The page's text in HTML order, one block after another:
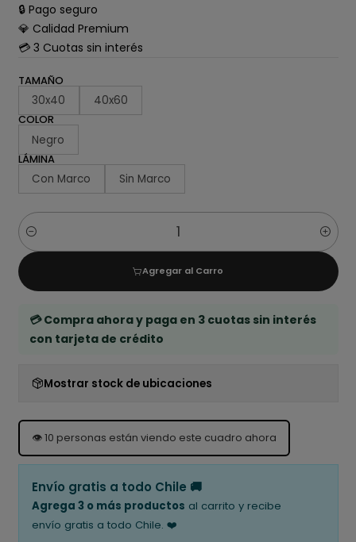
🔒 Pago seguro
💎 Calidad Premium
💳 3 Cuotas sin interés
TAMAÑO
30x40 40x60
COLOR
Negro
LÁMINA
Con Marco Sin Marco
Cantidad
Agregar al Carro
💳 Compra ahora y paga en 3 cuotas sin interés
con tarjeta de crédito
Mostrar stock de ubicaciones
👁️10 personas están viendo este cuadro ahora
Envío gratis a todo Chile 🚚
Agrega 3 o más productos al carrito y recibe
envío gratis a todo Chile. ❤️